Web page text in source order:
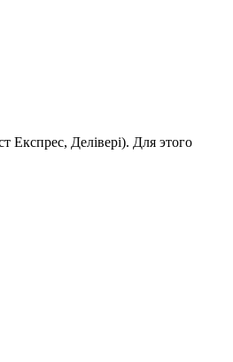
Делівері). Для этого